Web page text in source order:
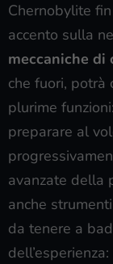
Chernobylite
accento sulla
meccaniche di
che fuori, potrà
plurime
preparare al
avanzate della
anche
da tenere a